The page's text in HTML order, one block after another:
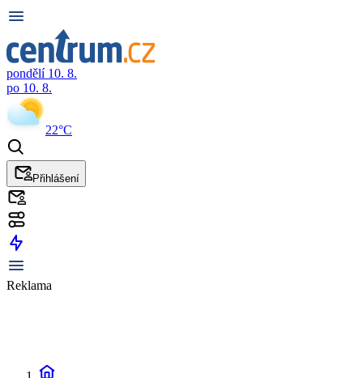
pondělí 10. 8.
po 10. 8.
22°C
Přihlášení
Reklama